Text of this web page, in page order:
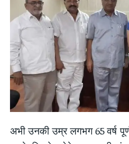
अभी उनकी उम्र लगभग 65 वर्ष